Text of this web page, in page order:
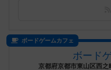
ボードゲームカフェ
ボード
京都府京都市東山区西